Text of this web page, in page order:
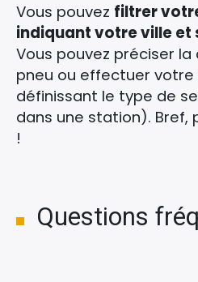
Vous pouvez filtrer
indiquant votre ville et
Vous pouvez préciser
pneu ou effectuer votre
définissant le type de
dans une station). Bref,
!
Questions